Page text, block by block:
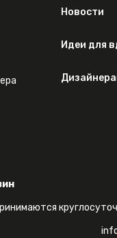
Новости
Идеи для